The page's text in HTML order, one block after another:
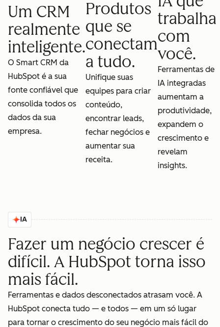
Um CRM
realmente
inteligente.
O Smart CRM da
HubSpot é a sua
fonte confiável que
consolida todos os
dados da sua
empresa.
Produtos
que se
conectam
a tudo.
Unifique suas
equipes para criar
conteúdo,
encontrar leads,
fechar negócios e
aumentar sua
receita.
trabalha
com
você.
Ferramentas de
IA integradas
aumentam a
produtividade,
expandem o
crescimento e
revelam
insights.
IA
Fazer um negócio crescer é
difícil. A HubSpot torna isso
mais fácil.
Ferramentas e dados desconectados atrasam você. A
HubSpot conecta tudo — e todos — em um só lugar
para tornar o crescimento do seu negócio mais fácil do